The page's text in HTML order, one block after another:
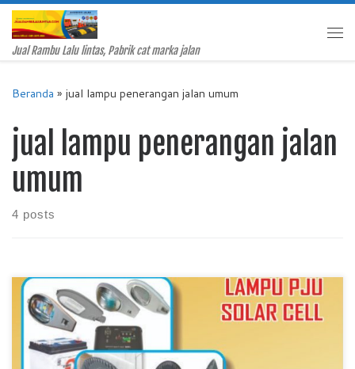
Skip to content
Jual Rambu Lalu lintas, Pabrik cat marka jalan
Beranda » jual lampu penerangan jalan umum
jual lampu penerangan jalan
umum
4 posts